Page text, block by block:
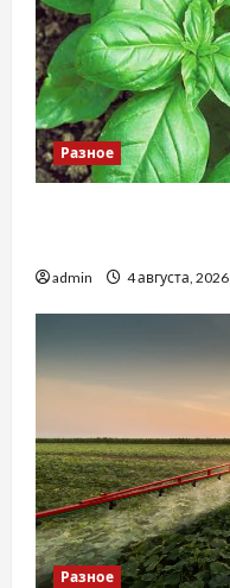
Разное
admin 4 августа, 2026
Разное